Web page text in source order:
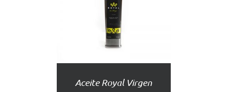
CARRITO
DETALLES
Aceite Royal Virgen